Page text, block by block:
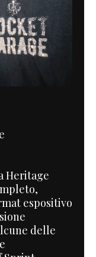
Heritage
espositivo
delle